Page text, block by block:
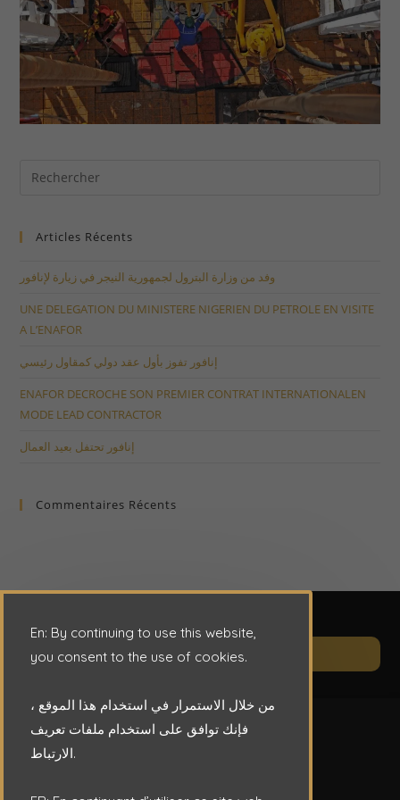
Articles Récents
وفد من وزارة البترول لجمهورية النيجر في زيارة لإنافور
UNE DELEGATION DU MINISTERE NIGERIEN DU PETROLE EN VISITE
A L’ENAFOR
إنافور تفوز بأول عقد دولي كمقاول رئيسي
ENAFOR DECROCHE SON PREMIER CONTRAT INTERNATIONALEN
MODE LEAD CONTRACTOR
إنافور تحتفل بعيد العمال
Commentaires Récents
CONTACT
in
En: By continuing to use this website,
you consent to the use of cookies.
من خلال الاستمرار في استخدام هذا الموقع ،
فإنك توافق على استخدام ملفات تعريف
الارتباط.